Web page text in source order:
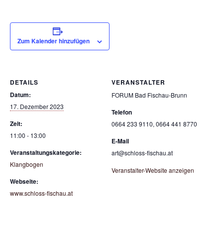
Zum Kalender hinzufügen
DETAILS
Datum:
17. Dezember 2023
Zeit:
11:00 - 13:00
Veranstaltungskategorie:
Klangbogen
Webseite:
www.schloss-fischau.at
VERANSTALTER
FORUM Bad Fischau-Brunn
Telefon
0664 233 9110, 0664 441 8770
E-Mail
art@schloss-fischau.at
Veranstalter-Website anzeigen